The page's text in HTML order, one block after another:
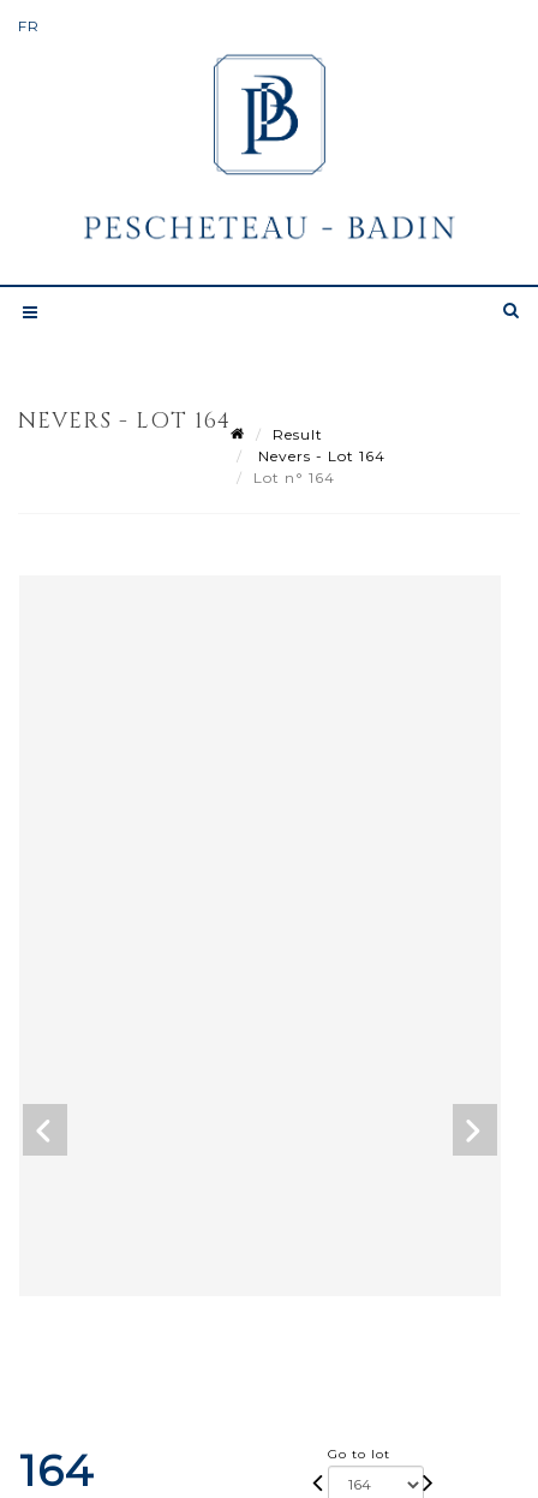
NEVERS - LOT 164
Result
Nevers - Lot 164
Lot n° 164
164 Go to lot